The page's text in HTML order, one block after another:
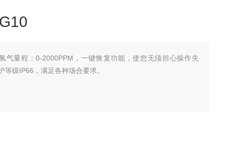
气量程：0-2000PPM，一键恢复功能，使您无须担心操作失
级IP66，满足各种场合要求。